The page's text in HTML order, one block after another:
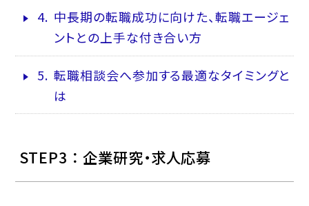
4. 中長期の転職成功に向けた、転職エージェ
ントとの上手な付き合い方
5. 転職相談会へ参加する最適なタイミングと
は
STEP3 ： 企業研究・求人応募